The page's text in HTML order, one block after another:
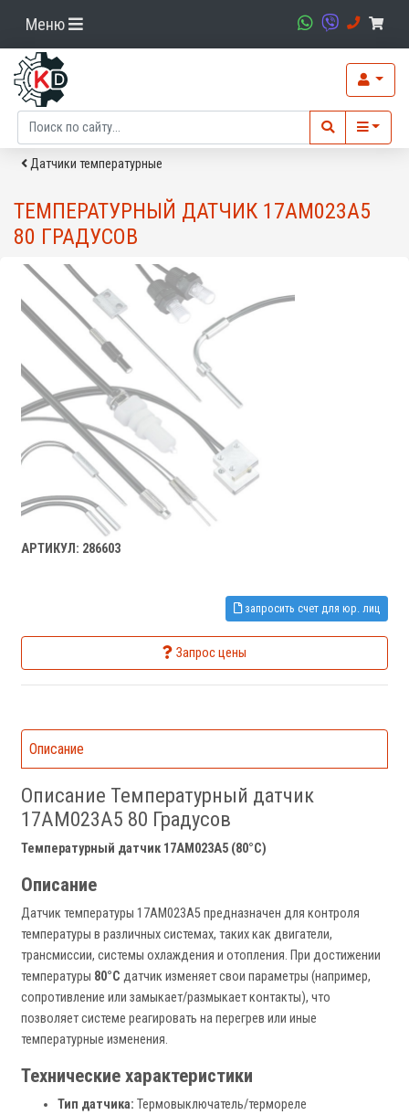
Меню
Датчики температурные
ТЕМПЕРАТУРНЫЙ ДАТЧИК 17AM023A5
80 ГРАДУСОВ
АРТИКУЛ: 286603
запросить счет для юр. лиц
Запрос цены
Описание
Описание Температурный датчик
17AM023A5 80 Градусов
Температурный датчик 17AM023A5 (80°C)
Описание
Датчик температуры 17AM023A5 предназначен для контроля
температуры в различных системах, таких как двигатели,
трансмиссии, системы охлаждения и отопления. При достижении
температуры 80°C датчик изменяет свои параметры (например,
сопротивление или замыкает/размыкает контакты), что
позволяет системе реагировать на перегрев или иные
температурные изменения.
Технические характеристики
Тип датчика: Термовыключатель/термореле